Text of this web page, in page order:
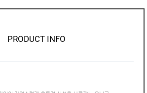
PRODUCT INFO